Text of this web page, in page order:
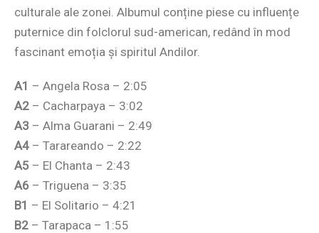
culturale ale zonei. Albumul conține piese cu influențe
puternice din folclorul sud-american, redând în mod
fascinant emoția și spiritul Andilor.
A1 – Angela Rosa – 2:05
A2 – Cacharpaya – 3:02
A3 – Alma Guarani – 2:49
A4 – Tarareando – 2:22
A5 – El Chanta – 2:43
A6 – Triguena – 3:35
B1 – El Solitario – 4:21
B2 – Tarapaca – 1:55